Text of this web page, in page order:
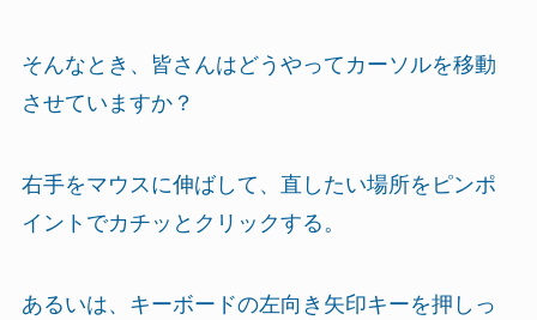
そんなとき、皆さんはどうやってカーソルを移動
させていますか？
右手をマウスに伸ばして、直したい場所をピンポ
イントでカチッとクリックする。
あるいは、キーボードの左向き矢印キーを押しっ